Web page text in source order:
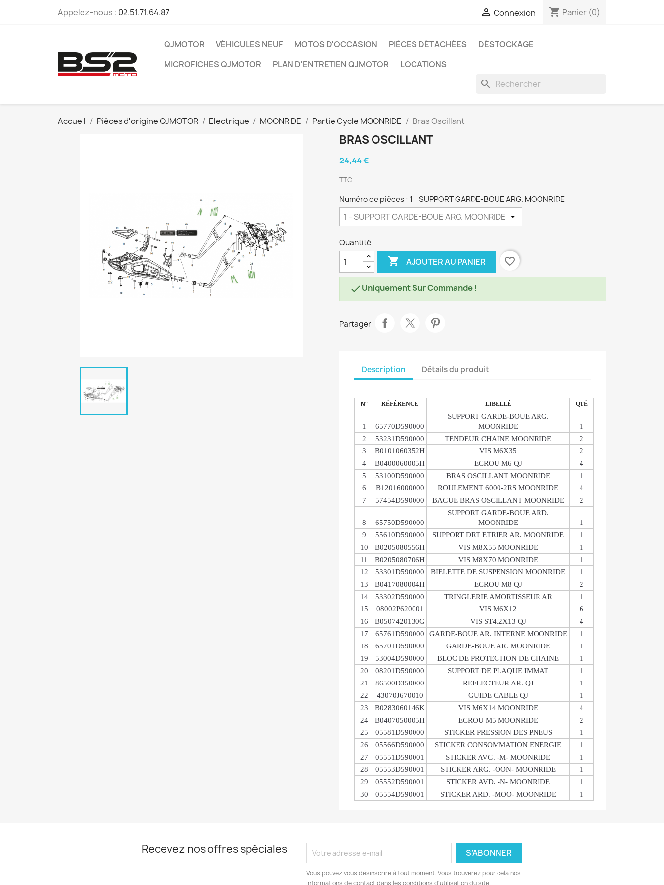
Appelez-nous : 02.51.71.64.87  Connexion shopping_cart Panier (0)
QJMOTOR VÉHICULES NEUF MOTOS D'OCCASION PIÈCES DÉTACHÉES
DÉSTOCKAGE
MICROFICHES QJMOTOR
PLAN D'ENTRETIEN QJMOTOR LOCATIONS
search
Accueil Pièces d'origine QJMOTOR Electrique MOONRIDE Partie Cycle MOONRIDE Bras Oscillant
BRAS OSCILLANT
24,44 €
TTC
Numéro de pièces : 1 - SUPPORT GARDE-BOUE ARG. MOONRIDE
Quantité
 AJOUTER AU PANIER favorite_border
Uniquement Sur Commande !
Partager
Description Détails du produit
N° RÉFÉRENCE LIBELLÉ QTÉ
1 65770D590000
SUPPORT GARDE-BOUE ARG.
MOONRIDE
1
2
53231D590000 TENDEUR CHAINE MOONRIDE
2
3
B0101060352H VIS M6X35
2
4
B0400060005H ECROU M6 QJ
4
5
53100D590000 BRAS OSCILLANT MOONRIDE
1
6
B12016000000 ROULEMENT 6000-2RS MOONRIDE
4
7
57454D590000 BAGUE BRAS OSCILLANT MOONRIDE 2
8 65750D590000
SUPPORT GARDE-BOUE ARD.
MOONRIDE
1
9
55610D590000 SUPPORT DRT ETRIER AR. MOONRIDE
1
10
B0205080556H VIS M8X55 MOONRIDE
1
11
B0205080706H VIS M8X70 MOONRIDE
1
12
53301D590000 BIELETTE DE SUSPENSION MOONRIDE
1
13
B0417080004H ECROU M8 QJ
2
14
53302D590000 TRINGLERIE AMORTISSEUR AR
1
15
08002P620001 VIS M6X12
6
16
B0507420130G VIS ST4.2X13 QJ
4
17
65761D590000 GARDE-BOUE AR. INTERNE MOONRIDE
1
18
65701D590000 GARDE-BOUE AR. MOONRIDE
1
19
53004D590000 BLOC DE PROTECTION DE CHAINE
1
20
08201D590000 SUPPORT DE PLAQUE IMMAT
1
21
86500D350000 REFLECTEUR AR. QJ
1
22
43070J670010 GUIDE CABLE QJ
1
23
B0283060146K VIS M6X14 MOONRIDE
4
24
B0407050005H ECROU M5 MOONRIDE
2
25
05581D590000 STICKER PRESSION DES PNEUS
1
26
05566D590000 STICKER CONSOMMATION ENERGIE
1
27
05551D590001 STICKER AVG. -M- MOONRIDE
1
28
05553D590001 STICKER ARG. -OON- MOONRIDE
1
29
05552D590001 STICKER AVD. -N- MOONRIDE
1
30
05554D590001 STICKER ARD. -MOO- MOONRIDE 1
Recevez nos offres spéciales
Vous pouvez vous désinscrire à tout moment. Vous trouverez pour cela nos
informations de contact dans les conditions d'utilisation du site.